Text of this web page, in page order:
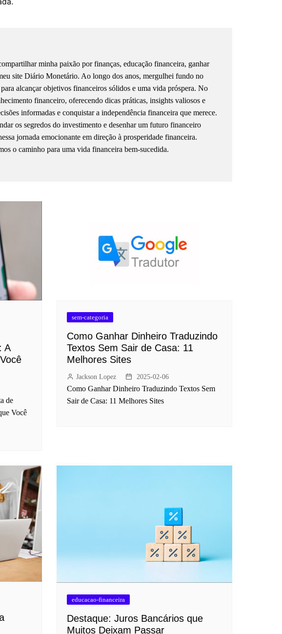
minha paixão por finanças, educação financeira, ganhar
site Diário Monetário. Ao longo dos anos, mergulhei fundo no
alcançar objetivos financeiros sólidos e uma vida próspera. No
financeiro, oferecendo dicas práticas, insights valiosos e
informadas e conquistar a independência financeira que merece.
os segredos do investimento e desenhar um futuro financeiro
jornada emocionante em direção à prosperidade financeira.
o caminho para uma vida financeira bem-sucedida.
A
de
Você
sem-categoria
Como Ganhar Dinheiro Traduzindo
Textos Sem Sair de Casa: 11
Melhores Sites
Jackson Lopez 2025-02-06
Como Ganhar Dinheiro Traduzindo Textos Sem
Sair de Casa: 11 Melhores Sites
educacao-financeira
Destaque: Juros Bancários que
Muitos Deixam Passar